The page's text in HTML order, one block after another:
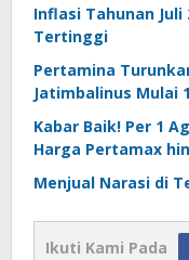
Inflasi Tahunan Juli
Tertinggi
Pertamina
Jatimbalinus Mulai
Kabar Baik! Per 1
Harga Pertamax
Menjual Narasi di
Ikuti Kami Pada